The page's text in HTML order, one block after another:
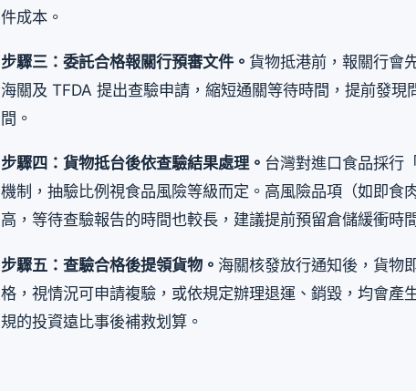
件成本。
步驟三：委託合格報關行預審文件。 貨物抵港前，報關行會
海關及 TFDA 提出查驗申請，縮短通關等待時間，提前發現
間。
步驟四：貨物抵台後依查驗結果處理。 台灣對進口食品採行
機制，抽驗比例視食品風險等級而定。高風險品項（如即食
高，等待查驗報告的時間也較長，建議提前預留倉儲緩衝時
步驟五：查驗合格後提領貨物。 海關核發放行通知後，貨物
格，視情況可申請複驗，或依規定辦理退運、銷毀，均會產
規的投資遠比事後補救划算。